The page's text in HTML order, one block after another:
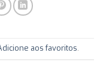
aos favoritos.